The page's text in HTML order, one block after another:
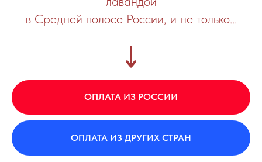
в Средней полосе России, и не только...
ОПЛАТА ИЗ РОССИИ
ОПЛАТА ИЗ ДРУГИХ СТРАН